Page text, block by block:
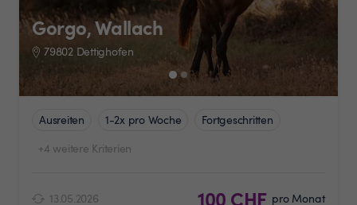
Gorgo, Wallach
79802 Dettighofen
Ausreiten 1-2x pro Woche
Fortgeschritten
+4 weitere Kriterien
13.05.2026 100 CHF pro Monat